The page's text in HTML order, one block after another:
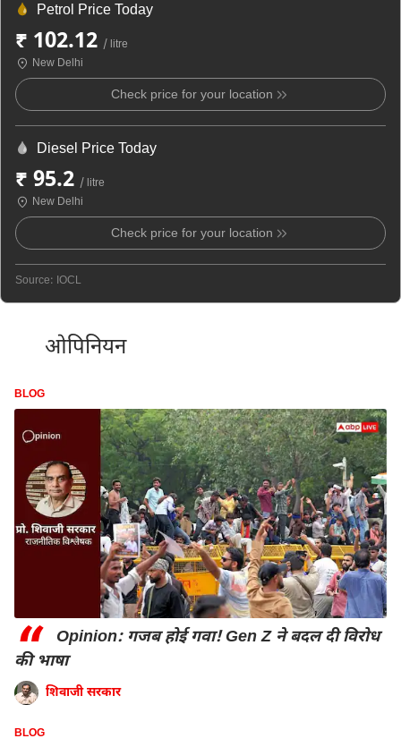
Petrol Price Today
₹ 102.12 / litre
New Delhi
Check price for your location
Diesel Price Today
₹ 95.2 / litre
New Delhi
Check price for your location
Source: IOCL
ओपिनियन
BLOG
“
Opinion: गजब होई गवा! Gen Z ने बदल दी विरोध
की भाषा
शिवाजी सरकार
BLOG